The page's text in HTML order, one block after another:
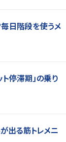
日階段を使うメ
停滞期」の乗り
出る筋トレメニ